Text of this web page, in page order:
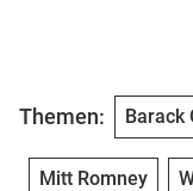
Themen: Barack
Mitt Romney